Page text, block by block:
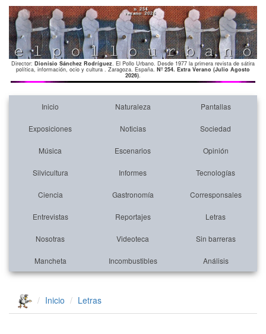
Director: Dionisio Sánchez Rodríguez. El Pollo Urbano. Desde 1977 la primera revista de sátira
política, información, ocio y cultura . Zaragoza. España. Nº 254. Extra Verano (Julio Agosto
2026).
Inicio Naturaleza Pantallas
Exposiciones Noticias Sociedad
Música Escenarios Opinión
Silvicultura Informes Tecnologías
Ciencia Gastronomía Corresponsales
Entrevistas Reportajes Letras
Nosotras Videoteca Sin barreras
Mancheta Incombustibles Análisis
Inicio Letras